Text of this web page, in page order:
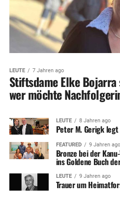
LEUTE 7 Jahren ago
Stiftsdame Elke
wer möchte
LEUTE 8 Jahren ago
Peter M. Gerigk
FEATURED 9 Jahren ago
Bronze bei der
ins Goldene Buch
LEUTE 9 Jahren ago
Trauer um